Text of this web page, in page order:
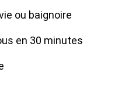
ou baignoire
en 30 minutes